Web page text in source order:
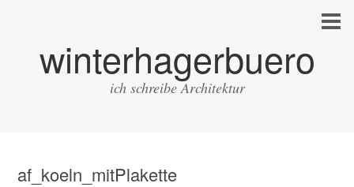
winterhagerbuero
ich schreibe Architektur
af_koeln_mitPlakette